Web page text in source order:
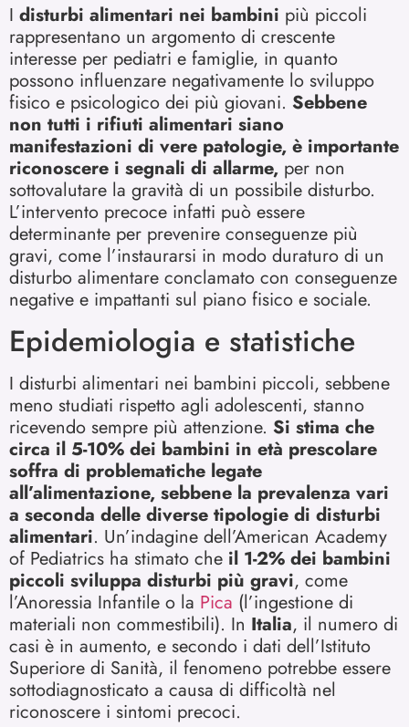
I disturbi alimentari nei bambini più piccoli
rappresentano un argomento di crescente
interesse per pediatri e famiglie, in quanto
possono influenzare negativamente lo sviluppo
fisico e psicologico dei più giovani. Sebbene
non tutti i rifiuti alimentari siano
manifestazioni di vere patologie, è importante
riconoscere i segnali di allarme, per non
sottovalutare la gravità di un possibile disturbo.
L’intervento precoce infatti può essere
determinante per prevenire conseguenze più
gravi, come l’instaurarsi in modo duraturo di un
disturbo alimentare conclamato con conseguenze
negative e impattanti sul piano fisico e sociale.
Epidemiologia e statistiche
I disturbi alimentari nei bambini piccoli, sebbene
meno studiati rispetto agli adolescenti, stanno
ricevendo sempre più attenzione. Si stima che
circa il 5-10% dei bambini in età prescolare
soffra di problematiche legate
all’alimentazione, sebbene la prevalenza vari
a seconda delle diverse tipologie di disturbi
alimentari. Un’indagine dell’American Academy
of Pediatrics ha stimato che il 1-2% dei bambini
piccoli sviluppa disturbi più gravi, come
l’Anoressia Infantile o la Pica (l’ingestione di
materiali non commestibili). In Italia, il numero di
casi è in aumento, e secondo i dati dell’Istituto
Superiore di Sanità, il fenomeno potrebbe essere
sottodiagnosticato a causa di difficoltà nel
riconoscere i sintomi precoci.